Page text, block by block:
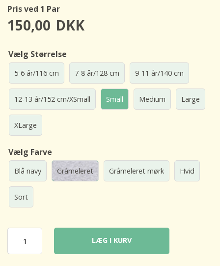
Pris ved 1 Par
150,00 DKK
Vælg Størrelse
5-6 år/116 cm 7-8 år/128 cm 9-11 år/140 cm
12-13 år/152 cm/XSmall Small Medium Large
XLarge
Vælg Farve
Blå navy Gråmeleret Gråmeleret mørk Hvid
Sort
LÆG I KURV